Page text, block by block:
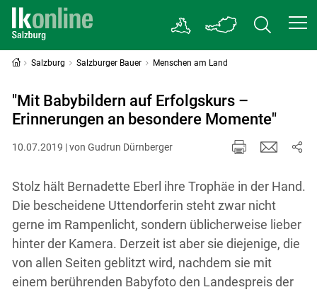
Salzburg Salzburger Bauer Menschen am Land
"Mit Babybildern auf Erfolgskurs –
Erinnerungen an besondere Momente"
10.07.2019 | von Gudrun Dürnberger
Stolz hält Bernadette Eberl ihre Trophäe in der Hand.
Die bescheidene Uttendorferin steht zwar nicht
gerne im Rampenlicht, sondern üblicherweise lieber
hinter der Kamera. Derzeit ist aber sie diejenige, die
von allen Seiten geblitzt wird, nachdem sie mit
einem berührenden Babyfoto den Landespreis der